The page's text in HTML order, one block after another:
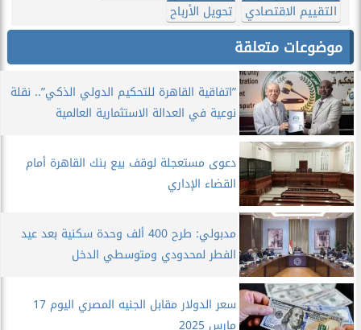
التقييم الاقتصادي
تحويل الأرباح
موضوعات متعلقة
”اتفاقية القاهرة للتحكيم الدولي الذكي”.. نقلة
نوعية في العدالة الاستثمارية العالمية
دعوى مستعجلة لوقف بيع بنك القاهرة أمام
القضاء الإداري
مدبولي: طرح 400 ألف وحدة سكنية بعد عيد
الفطر لمحدودي ومتوسطي الدخل
سعر الدولار مقابل الجنيه المصري اليوم 17